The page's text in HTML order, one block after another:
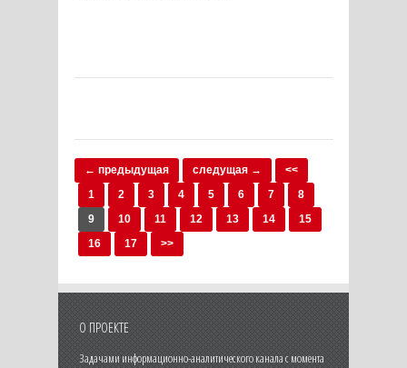
← предыдущая следущая →
<<
1
2 3 4 5 6 7
8
9
10 11 12 13 14
15
16
17 >>
О ПРОЕКТЕ
Задачами информационно-аналитического канала с момента